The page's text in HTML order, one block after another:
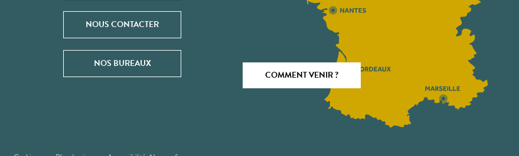
NOUS CONTACTER
NOS BUREAUX
COMMENT VENIR ?